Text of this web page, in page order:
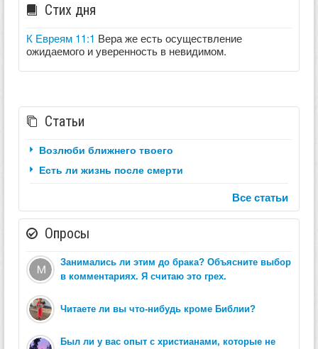
Стих дня
К Евреям 11:1 Вера же есть осуществление
ожидаемого и уверенность в невидимом.
Статьи
Возлюби ближнего твоего
Есть ли жизнь после смерти
Все статьи
Опросы
Занимались ли этим до брака? Объясните выбор
в комментариях. Я считаю это грех.
Читаете ли вы что-нибудь кроме Библии?
Был ли у вас опыт с христианами, которые не